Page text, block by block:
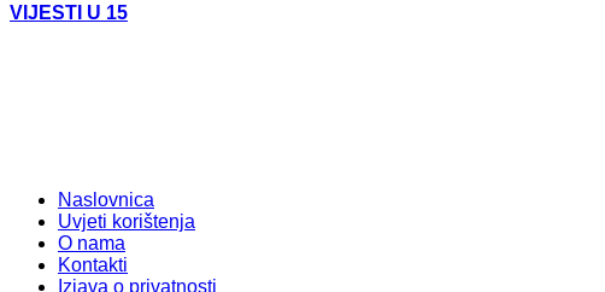
VIJESTI U 15
Naslovnica
Uvjeti korištenja
O nama
Kontakti
Izjava o privatnosti